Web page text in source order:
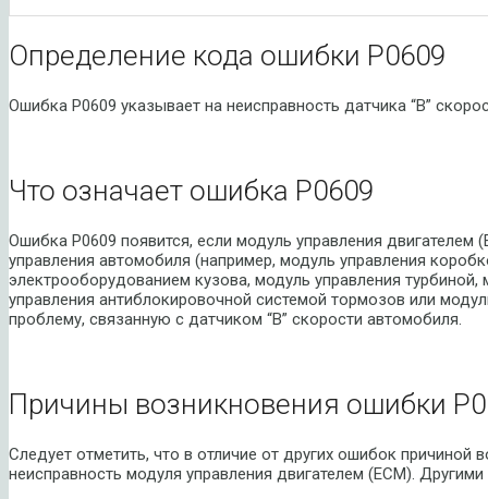
Определение кода ошибки P0609
Ошибка P0609 указывает на неисправность датчика “B”
Что означает ошибка P0609
Ошибка P0609 появится, если модуль управления двигателем
управления автомобиля (например, модуль управления
электрооборудованием кузова, модуль управления
управления антиблокировочной системой тормозов или
проблему, связанную с датчиком “B” скорости автомобиля.
Причины возникновения ошибки
Следует отметить, что в отличие от других ошибок причиной
неисправность модуля управления двигателем (ECM).